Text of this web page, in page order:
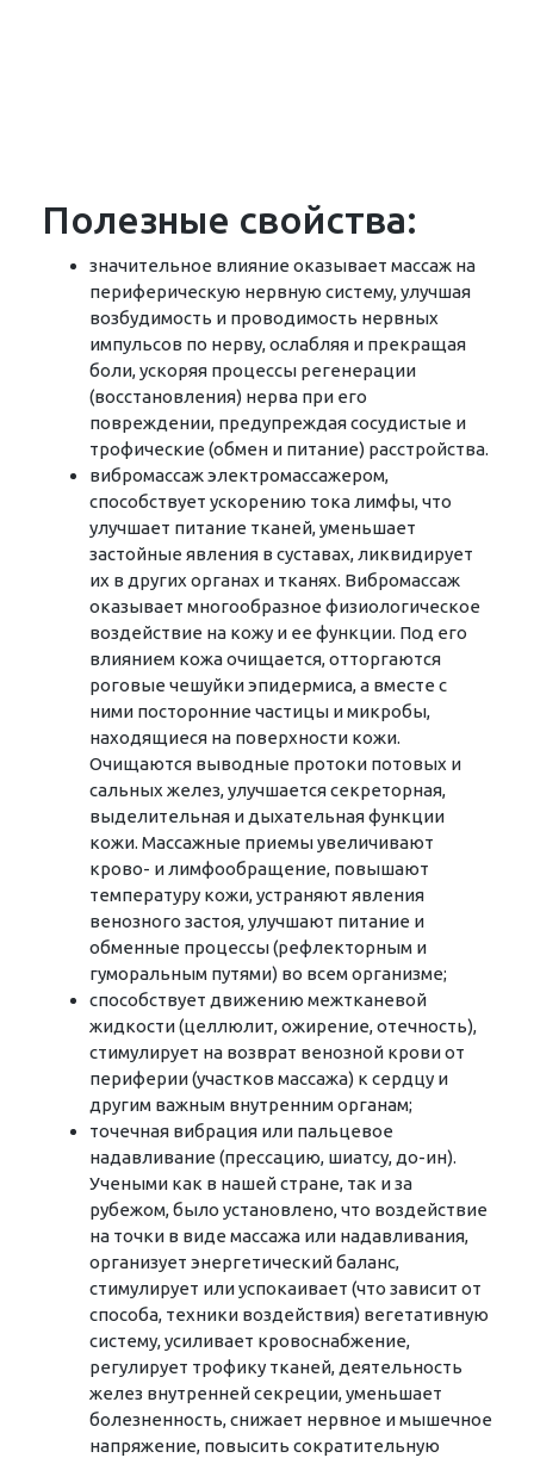
Полезные свойства:
значительное влияние оказывает массаж на
периферическую нервную систему, улучшая
возбудимость и проводимость нервных
импульсов по нерву, ослабляя и прекращая
боли, ускоряя процессы регенерации
(восстановления) нерва при его
повреждении, предупреждая сосудистые и
трофические (обмен и питание) расстройства.
вибромассаж электромассажером,
способствует ускорению тока лимфы, что
улучшает питание тканей, уменьшает
застойные явления в суставах, ликвидирует
их в других органах и тканях. Вибромассаж
оказывает многообразное физиологическое
воздействие на кожу и ее функции. Под его
влиянием кожа очищается, отторгаются
роговые чешуйки эпидермиса, а вместе с
ними посторонние частицы и микробы,
находящиеся на поверхности кожи.
Очищаются выводные протоки потовых и
сальных желез, улучшается секреторная,
выделительная и дыхательная функции
кожи. Массажные приемы увеличивают
крово- и лимфообращение, повышают
температуру кожи, устраняют явления
венозного застоя, улучшают питание и
обменные процессы (рефлекторным и
гуморальным путями) во всем организме;
способствует движению межтканевой
жидкости (целлюлит, ожирение, отечность),
стимулирует на возврат венозной крови от
периферии (участков массажа) к сердцу и
другим важным внутренним органам;
точечная вибрация или пальцевое
надавливание (прессацию, шиатсу, до-ин).
Учеными как в нашей стране, так и за
рубежом, было установлено, что воздействие
на точки в виде массажа или надавливания,
организует энергетический баланс,
стимулирует или успокаивает (что зависит от
способа, техники воздействия) вегетативную
систему, усиливает кровоснабжение,
регулирует трофику тканей, деятельность
желез внутренней секреции, уменьшает
болезненность, снижает нервное и мышечное
напряжение, повысить сократительную